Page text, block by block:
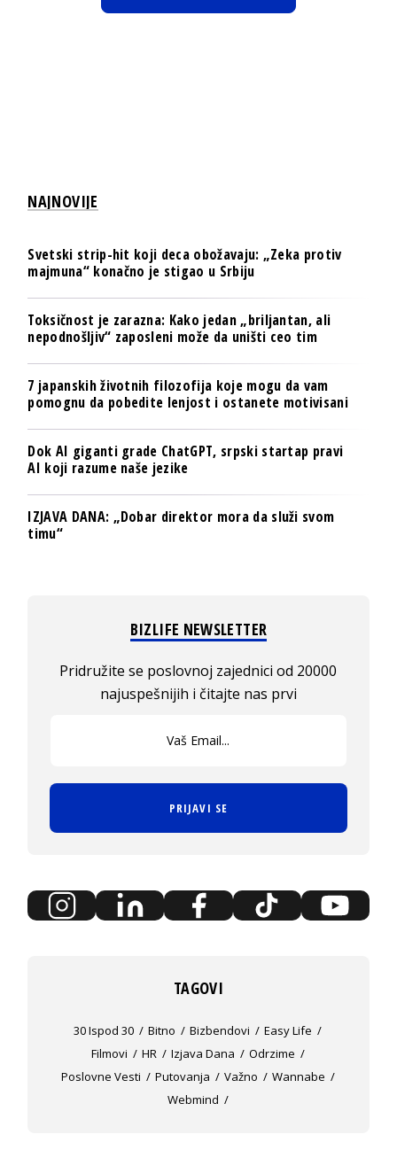
NAJNOVIJE
Svetski strip-hit koji deca obožavaju: „Zeka protiv
majmuna“ konačno je stigao u Srbiju
Toksičnost je zarazna: Kako jedan „briljantan, ali
nepodnošljiv“ zaposleni može da uništi ceo tim
7 japanskih životnih filozofija koje mogu da vam
pomognu da pobedite lenjost i ostanete motivisani
Dok AI giganti grade ChatGPT, srpski startap pravi
AI koji razume naše jezike
IZJAVA DANA: „Dobar direktor mora da služi svom
timu“
BIZLIFE NEWSLETTER
Pridružite se poslovnoj zajednici od 20000
najuspešnijih i čitajte nas prvi
PRIJAVI SE
TAGOVI
30 Ispod 30 Bitno Bizbendovi
Easy Life
Filmovi
HR Izjava Dana
Odrzime
Poslovne Vesti
Putovanja Važno
Wannabe
Webmind